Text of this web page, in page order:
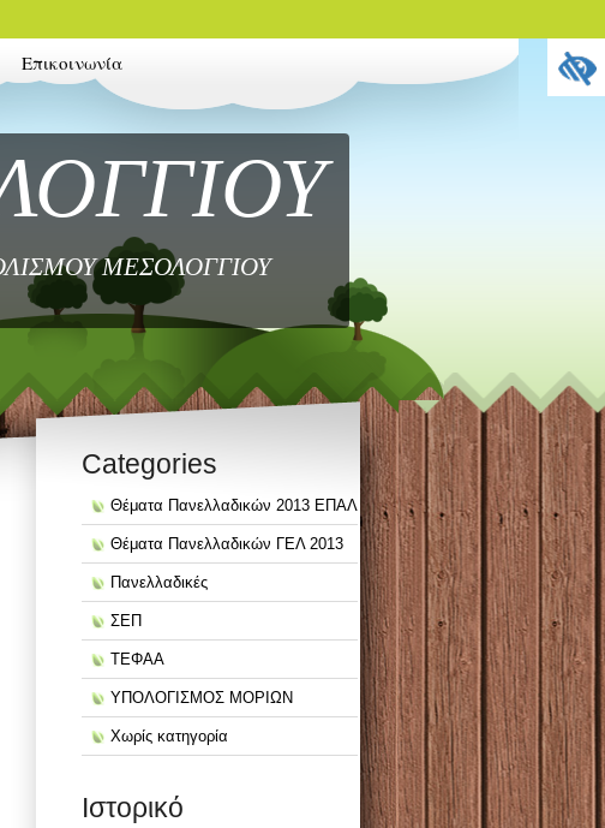
Επικοινωνία
ΜΕΣΟΛΟΓΓΙΟΥ
Categories
Θέματα Πανελλαδικών 2013 ΕΠΑΛ
Θέματα Πανελλαδικών ΓΕΛ 2013
Πανελλαδικές
ΣΕΠ
ΤΕΦΑΑ
ΥΠΟΛΟΓΙΣΜΟΣ ΜΟΡΙΩΝ
Χωρίς κατηγορία
Ιστορικό